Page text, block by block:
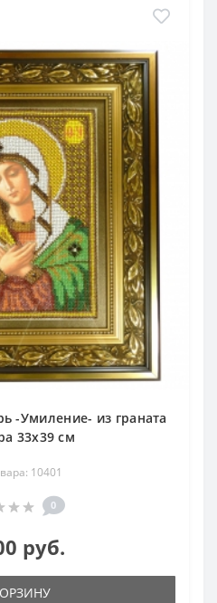
-Умиление- из граната
33х39 см
10401
0
руб.